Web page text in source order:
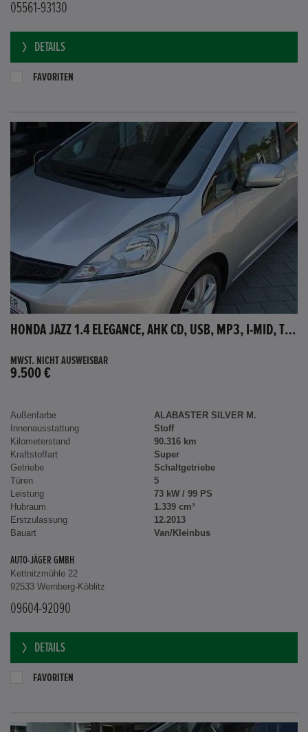
05561-93130
DETAILS
FAVORITEN
HONDA JAZZ 1.4 ELEGANCE, AHK CD, USB, MP3, I-MID, TEMPOMAT, AUX-IN
MWST. NICHT AUSWEISBAR
9.500 €
Außenfarbe
ALABASTER SILVER M.
Innenausstattung
Stoff
Kilometerstand
90.316 km
Kraftstoffart
Super
Getriebe
Schaltgetriebe
Türen
5
Leistung
73 kW / 99 PS
Hubraum
1.339 cm³
Erstzulassung
12.2013
Bauart
Van/Kleinbus
AUTO-JÄGER GMBH
Kettnitzmühle 22
92533 Wernberg-Köblitz
09604-92090
DETAILS
FAVORITEN